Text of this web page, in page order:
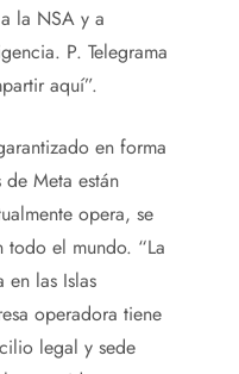
la NSA y a
P. Telegrama
aquí”.
en forma
Meta están
opera, se
todo el mundo. “La
en las Islas
operadora tiene
legal y sede